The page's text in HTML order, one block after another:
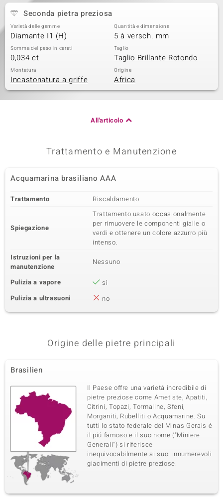
Seconda pietra preziosa
Varietà delle gemme
Diamante I1 (H)
Quantità e dimensione
5 à versch. mm
Somma del peso in carati
0,034 ct
Taglio
Taglio Brillante Rotondo
Montatura
Incastonatura a griffe
Origine
Africa
All'articolo
Trattamento e Manutenzione
Acquamarina brasiliano AAA
Trattamento Riscaldamento
Spiegazione
Trattamento usato occasionalmente
per rimuovere le componenti gialle o
verdi e ottenere un colore azzurro più
intenso.
Istruzioni per la
manutenzione
Nessuno
Pulizia a vapore
sì
Pulizia a ultrasuoni
no
Origine delle pietre principali
Brasilien
Il Paese offre una varietá incredibile di
pietre preziose come Ametiste, Apatiti,
Citrini, Topazi, Tormaline, Sfeni,
Morganiti, Rubelliti o Acquamarine. Su
tutti lo stato federale del Minas Gerais é
il piú famoso e il suo nome ("Miniere
Generali") si riferisce
inequivocabilmente ai suoi innumerevoli
giacimenti di pietre preziose.